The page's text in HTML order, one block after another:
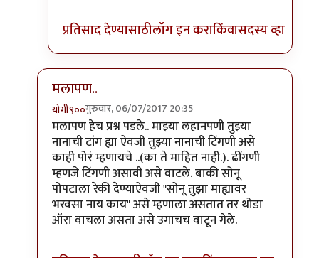
प्रतिसाद देण्यासाठीलॉग इन कराकिंवासदस्य व्हा
मलापण..
योगी९००गुरुवार, 06/07/2017 20:35
In reply toकाही प्रश्नbyमराठी_माणूस
मलापण हेच प्रश्न पडले.. माझ्या लहानपणी तुझ्या
नानाची टांग ह्या ऐवजी तुझ्या नानाची टिंगणी असे
काही पोरं म्हणायचे ..(का ते माहित नाही.). ढींगणी
म्हणजे टिंगणी असावी असे वाटले. बाकी सोनू
पोपटाला रेकी देण्याऐवजी "सोनू तुझा माह्यावर
भरवसा नाय काय" असे म्हणाला असतात तर थोडा
ऑरा वाचला असता असे उगाचच वाटून गेले.